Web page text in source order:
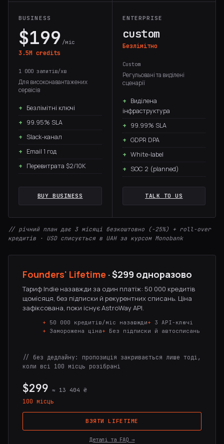
BUSINESS
$199 /міс
3.5M credits
1 000 запитів/хв
Для високонавантажених
сервісів
Безлімітні ключі
99.95% SLA
Slack-канал
Email 1 год
Перевитрата $2/10K
BUY BUSINESS
ENTERPRISE
custom
Безлімітно
Custom
Регульовані та виділені
сценарії
Виділена
інфраструктура
99.99% SLA
GDPR DPA
White-label
SOC 2 (planned)
TALK TO US
// річний план дає 3 місяці безкоштовно (-25%) + roll-over
кредитів · USD списується в UAH за курсом Monobank
Founders' Lifetime · $299 одноразово
Тариф Indie назавжди за один платіж: 50 000 кредитів
щомісяця, без підписки й рекурентних списань. Ціна
зафіксована, поки існує AstroWay API.
50 000 кредитів/міс назавжди
3 API-ключі
Заморожена ціна
Без підписки й автосписань
// без дедлайну: пропозиція закривається лише тоді,
коли всі 100 місць розібрані
$299 ≈ 13 404 ₴
100 місць
ВЗЯТИ LIFETIME
Деталі та FAQ →